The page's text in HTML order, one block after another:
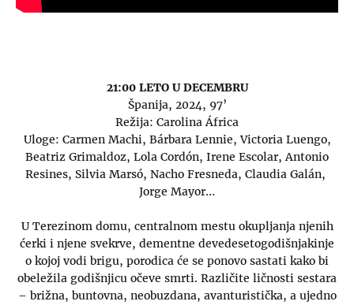
21:00 LETO U DECEMBRU
Španija, 2024, 97’
Režija: Carolina África
Uloge: Carmen Machi, Bárbara Lennie, Victoria Luengo,
Beatriz Grimaldoz, Lola Cordón, Irene Escolar, Antonio
Resines, Silvia Marsó, Nacho Fresneda, Claudia Galán,
Jorge Mayor…
U Terezinom domu, centralnom mestu okupljanja njenih
ćerki i njene svekrve, dementne devedesetogodišnjakinje
o kojoj vodi brigu, porodica će se ponovo sastati kako bi
obeležila godišnjicu očeve smrti. Različite ličnosti sestara
– brižna, buntovna, neobuzdana, avanturistička, a ujedno